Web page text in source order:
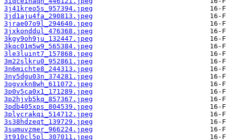
3j41kreo5s_957394.jpeg
3jd1aju4fa_290813.jpeg
3jrae07o9l_294640.jpeg
3jxkonddul_476368.jpeg
3kgy9oh9ju_132447.jpeg
3kqc01m5w9_565384.jpeg
3le3luint7_157868.jpeg
3m22slkru0_952861.jpeg
3n6michte8_244313.jpeg
3ny5dgu03n_374281.jpeg
3ogvxkn8wh_611072.jpeg
3p0v5ca0x1_171289.jpeg
3p2hjvb5kq_857367.jpeg
3pdb405xps_804539.jpeg
3plycrakqi_514712.jpeg
3s38hdzeqt_139729.jpeg
3sumuvzmer_966224.jpeg
3t910cl5pl_307011.jpeg